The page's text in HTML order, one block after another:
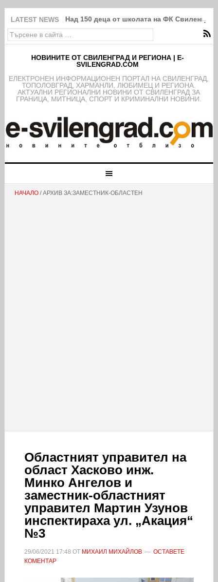
LATEST NEWS Над 150 деца от школата на ФК
НОВИНИТЕ ОТ СВИЛЕНГРАД И РЕГИОНА | E-
SVILENGRAD.COM
EЛЕКТРОНЕН ИНФОРМАЦИОНЕН ПОРТАЛ НА СВИЛЕНГРАД,
ТОПОЛОВГРАД, ХАРМАНЛИ, ЛЮБИМЕЦ И РЕГИОНА.
АКТУАЛНИ РЕГИОНАЛНИ НОВИНИ ОТ СВИЛЕНГРАД ЗА
ГРАНИЦА, МИТНИЦА, СПОРТ И КРИМИНАЛНИ НОВИНИ.
НАЧАЛО/ АРХИВ ЗА:ЗАМЕСТНИК-ОБЛАСТЕН
Областният управител на
област Хасково инж.
Минко Ангелов и
заместник-областният
управител Мартин Узунов
инспектираха ул. „Акация“
№3
29/06/2021 17:48 ОТ МИХАИЛ МИХАЙЛОВ
ОСТАВЕТЕ
КОМЕНТАР